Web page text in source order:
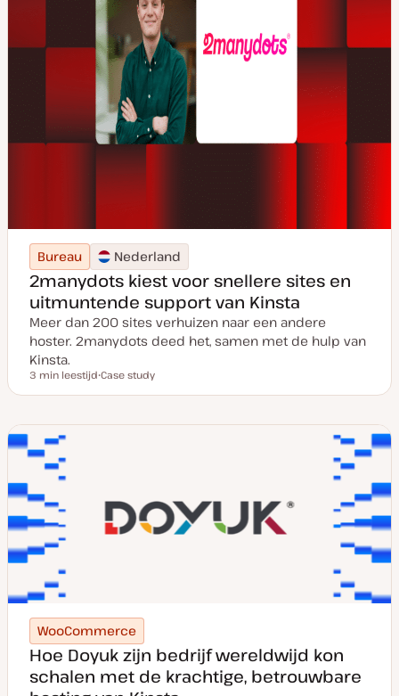
Bureau Nederland
2manydots kiest voor snellere sites en
uitmuntende support van Kinsta
Meer dan 200 sites verhuizen naar een andere
hoster. 2manydots deed het, samen met de hulp van
Kinsta.
Leestijd
3 min leestijd
o
Case study
WooCommerce
Hoe Doyuk zijn bedrijf wereldwijd kon
schalen met de krachtige, betrouwbare